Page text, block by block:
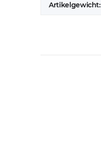
Artikelgewicht: